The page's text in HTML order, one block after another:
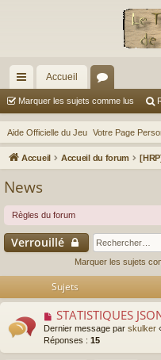
ac
co
ur
ci
s
Accueil
or
u
m
s
Marquer les sujets comme lus
Aide Officielle du Jeu Votre Page
Accueil Accueil du forum
News
Règles du forum
Verrouillé
Marquer les sujets
Sujets
STATISTIQUES
Dernier message par skulker
Réponses : 15